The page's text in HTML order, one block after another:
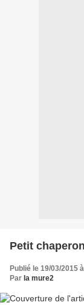
Petit
Publié le 19/03/2015
Par la mure2